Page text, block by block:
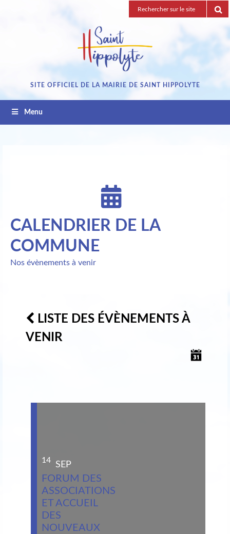
Recherche
pour
SITE OFFICIEL DE LA MAIRIE DE SAINT HIPPOLYTE
Menu
CALENDRIER DE LA
COMMUNE
Nos évènements à venir
LISTE DES ÉVÈNEMENTS À
VENIR
14 SEP
FORUM DES
ASSOCIATIONS
ET ACCUEIL
DES
NOUVEAUX